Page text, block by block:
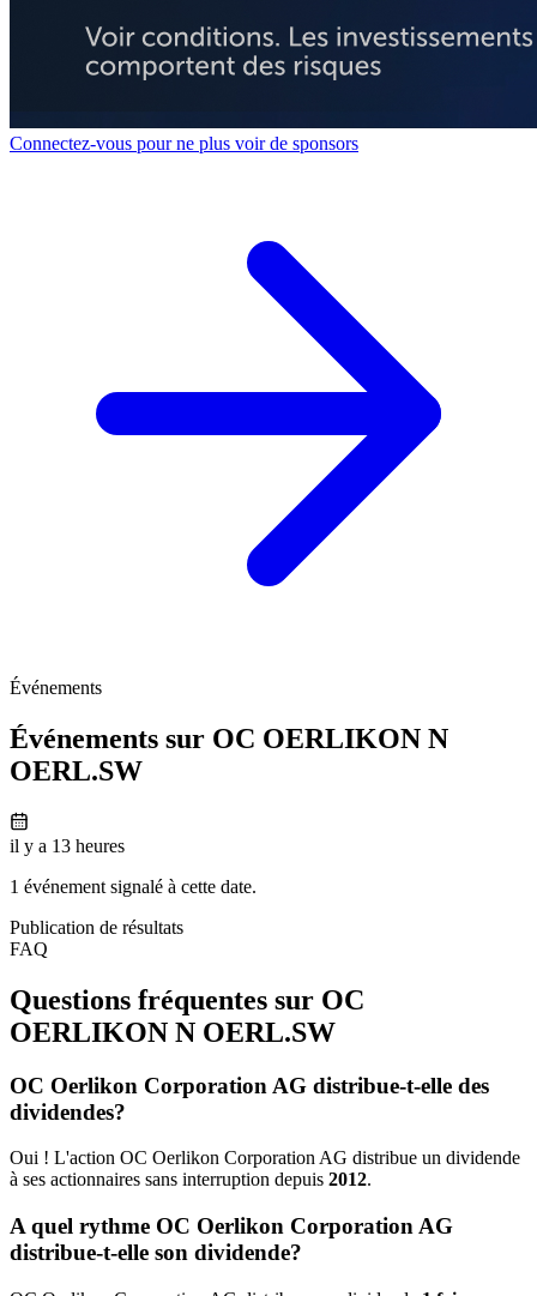
Connectez-vous pour ne plus voir de sponsors
Événements
Événements sur OC OERLIKON N
OERL.SW
il y a 13 heures
1 événement signalé à cette date.
Publication de résultats
FAQ
Questions fréquentes sur OC
OERLIKON N OERL.SW
OC Oerlikon Corporation AG distribue-t-elle des
dividendes?
Oui ! L'action OC Oerlikon Corporation AG distribue un dividende
à ses actionnaires sans interruption depuis 2012.
A quel rythme OC Oerlikon Corporation AG
distribue-t-elle son dividende?